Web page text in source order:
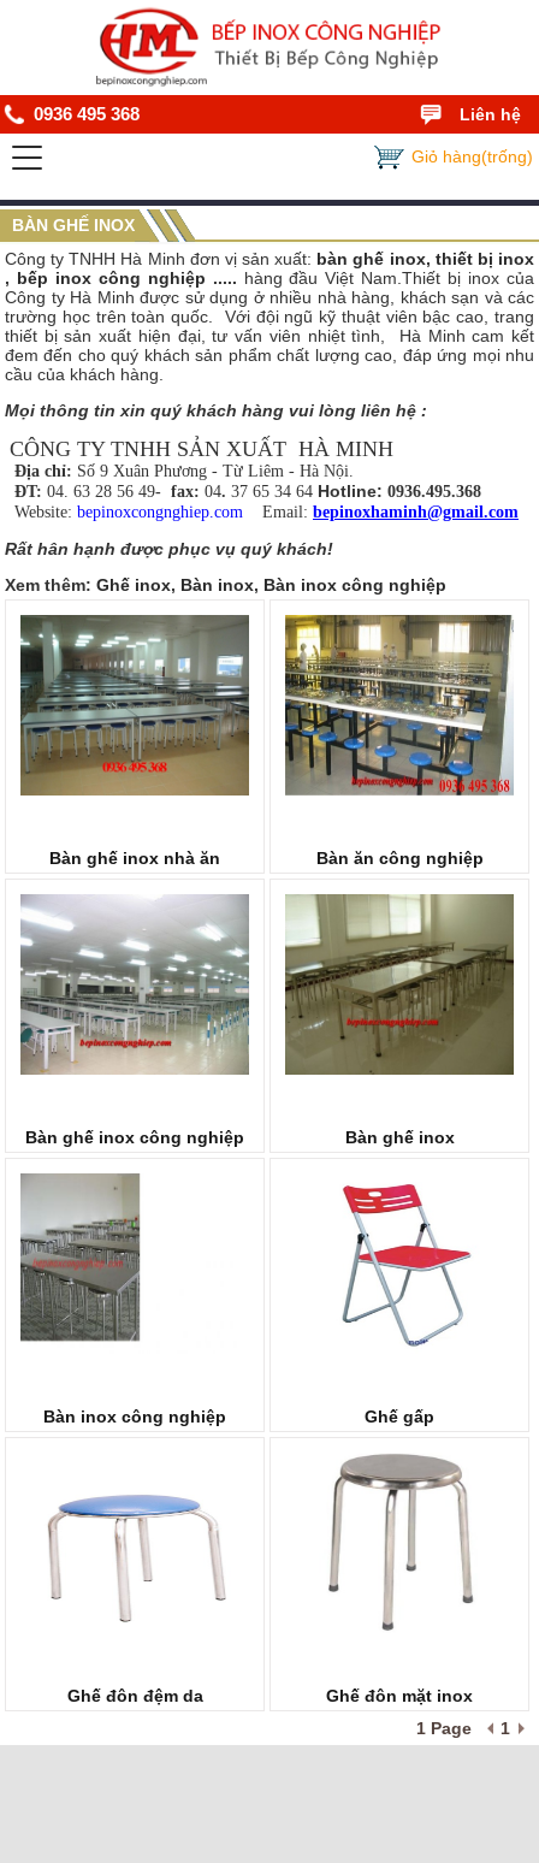
0936 495 368 Liên hệ
Giỏ hàng(trống)
BÀN GHẾ INOX
Công ty TNHH Hà Minh đơn vị sản xuất: bàn ghế inox, thiết bị inox
, bếp inox công nghiệp ..... hàng đầu Việt Nam.Thiết bị inox của
Công ty Hà Minh được sử dụng ở nhiều nhà hàng, khách sạn và các
trường học trên toàn quốc. Với đội ngũ kỹ thuật viên bậc cao, trang
thiết bị sản xuất hiện đại, tư vấn viên nhiệt tình, Hà Minh cam kết
đem đến cho quý khách sản phẩm chất lượng cao, đáp ứng mọi nhu
cầu của khách hàng.
Mọi thông tin xin quý khách hàng vui lòng liên hệ :
CÔNG TY TNHH SẢN XUẤT HÀ MINH
Địa chỉ: Số 9 Xuân Phương - Từ Liêm - Hà Nội.
ĐT: 04. 63 28 56 49- fax: 04. 37 65 34 64 Hotline: 0936.495.368
Website: bepinoxcongnghiep.com Email: bepinoxhaminh@gmail.com
Rất hân hạnh được phục vụ quý khách!
Xem thêm: Ghế inox, Bàn inox, Bàn inox công nghiệp
Bàn ghế inox nhà ăn Bàn ăn công nghiệp
Bàn ghế inox công nghiệp Bàn ghế inox
Bàn inox công nghiệp Ghế gấp
Ghế đôn đệm da
Ghế đôn mặt inox
1 Page
1